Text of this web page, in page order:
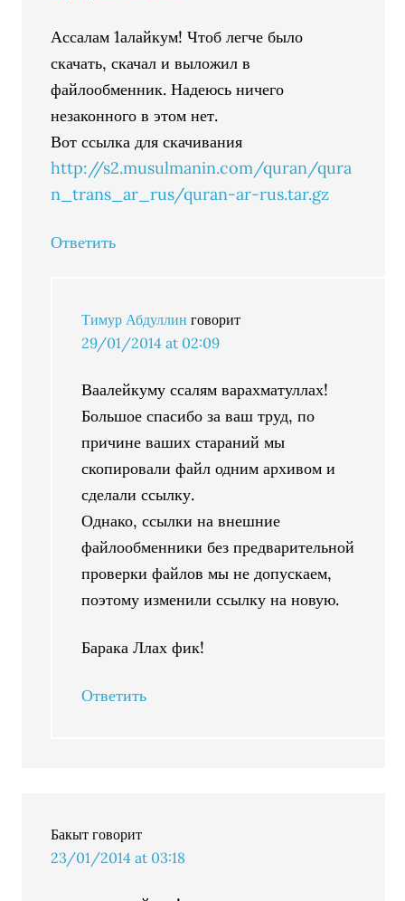
Ассалам 1алайкум! Чтоб легче было
скачать, скачал и выложил в
файлообменник. Надеюсь ничего
незаконного в этом нет.
Вот ссылка для скачивания
http://s2.musulmanin.com/quran/qura
n_trans_ar_rus/quran-ar-rus.tar.gz
Ответить
Тимур Абдуллин говорит
29/01/2014 at 02:09
Ваалейкуму ссалям варахматуллах!
Большое спасибо за ваш труд, по
причине ваших стараний мы
скопировали файл одним архивом и
сделали ссылку.
Однако, ссылки на внешние
файлообменники без предварительной
проверки файлов мы не допускаем,
поэтому изменили ссылку на новую.
Барака Ллах фик!
Ответить
Бакыт говорит
23/01/2014 at 03:18